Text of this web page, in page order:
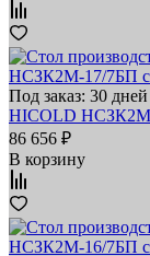
Под заказ: 30 дней
HICOLD НСЗК2М-
86 656 ₽
В корзину